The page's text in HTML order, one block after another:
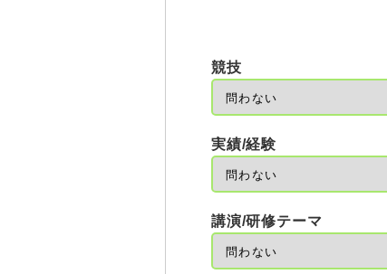
競技
実績/経験
講演/研修テーマ